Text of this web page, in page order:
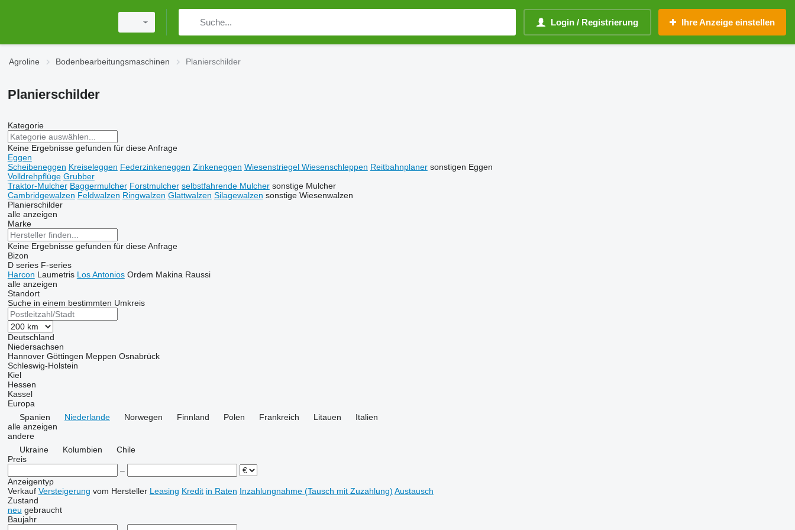
Login / Registrierung Ihre Anzeige einstellen
Agroline Bodenbearbeitungsmaschinen Planierschilder
Planierschilder
Kategorie
Keine Ergebnisse gefunden für diese Anfrage
Eggen
Scheibeneggen Kreiseleggen Federzinkeneggen Zinkeneggen Wiesenstriegel Wiesenschleppen Reitbahnplaner sonstigen Eggen
Volldrehpflüge Grubber
Traktor-Mulcher Baggermulcher Forstmulcher selbstfahrende Mulcher sonstige Mulcher
Cambridgewalzen Feldwalzen Ringwalzen Glattwalzen Silagewalzen sonstige Wiesenwalzen
Planierschilder
alle anzeigen
Marke
Keine Ergebnisse gefunden für diese Anfrage
Bizon
D series F-series
Harcon Laumetris Los Antonios Ordem Makina Raussi
alle anzeigen
Standort
Suche in einem bestimmten Umkreis
Deutschland
Niedersachsen
Hannover Göttingen Meppen Osnabrück
Schleswig-Holstein
Kiel
Hessen
Kassel
Europa
Spanien
Niederlande Norwegen Finnland Polen Frankreich Litauen
Italien
alle anzeigen
andere
Ukraine
Kolumbien
Chile
Preis
–
Anzeigentyp
Verkauf Versteigerung vom Hersteller Leasing Kredit in Raten Inzahlungnahme (Tausch mit Zuzahlung) Austausch
Zustand
neu gebraucht
Baujahr